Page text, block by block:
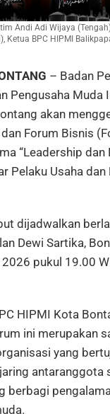
Andi Adi Wijaya
Ketua BPC HIPMI
– Badan
Pengusaha Muda
akan
Forum Bisnis
“Leadership
Pelaku Usaha dan
dijadwalkan
Dewi Sartika,
pukul 19.00
HIPMI Kota
ini merupakan
yang
antaranggota
berbagi